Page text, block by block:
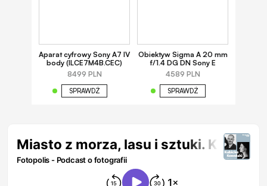
Aparat cyfrowy Sony A7 IV
body (ILCE7M4B.CEC)
8499 PLN
SPRAWDŹ
Obiektyw Sigma A 20 mm
f/1.4 DG DN Sony E
4589 PLN
SPRAWDŹ